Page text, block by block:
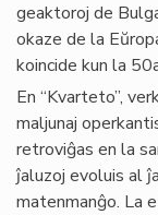
geaktoroj de
okaze de la
koincide kun la
En “Kvarteto”,
maljunaj
retroviĝas en la
ĵaluzoj evoluis al
matenmanĝo. La